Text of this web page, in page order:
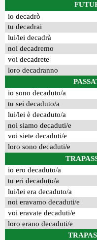
io decadrò
tu decadrai
lui/lei decadrà
noi decadremo
voi decadrete
loro decadranno
io sono decaduto/a
tu sei decaduto/a
lui/lei è decaduto/a
noi siamo decaduti/e
voi siete decaduti/e
loro sono decaduti/e
io ero decaduto/a
tu eri decaduto/a
lui/lei era decaduto/a
noi eravamo decaduti/e
voi eravate decaduti/e
loro erano decaduti/e